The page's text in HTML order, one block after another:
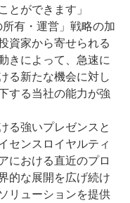
とができます」
有・運営」戦略の加
資家から寄せられる
きによって、急速に
る新たな機会に対し
する当社の能力が強
る強いプレゼンスと
センスロイヤルティ
における直近のプロ
的な展開を広げ続け
リューションを提供